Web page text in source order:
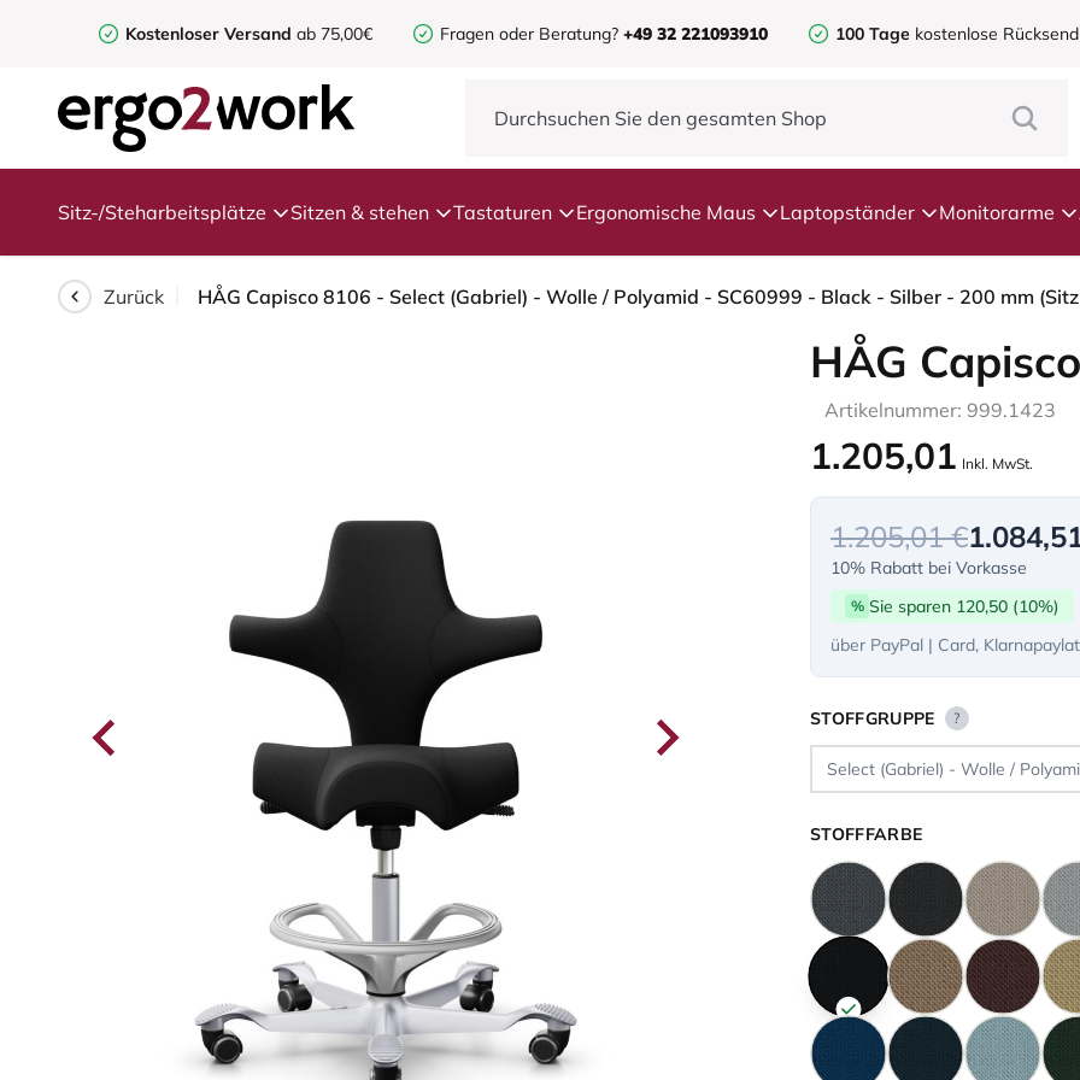
Kostenloser Versand ab 75,00€ Fragen oder Beratung? +49 32 221093910 100 Tage kostenlose
Sitz-/Steharbeitsplätze Sitzen & stehen Tastaturen Ergonomische Maus Laptopständer Monitorarme
Zurück HÅG Capisco 8106 - Select (Gabriel) - Wolle / Polyamid - SC60999 - Black - Silber - 200 mm
HÅG
Artikelnummer: 999.1423
1.205,01 Inkl. MwSt.
1.205,01 €
10% Rabatt bei Vorkasse
% Sie sparen 120,50 (10%)
über PayPal | Card,
STOFFGRUPPE ?
STOFFFARBE